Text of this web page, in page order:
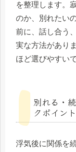
を整理します。
のか、別れたい
前に、話し合う
実な方法があり
ほど選びやすいで
別れる・
クポイント
浮気後に関係を